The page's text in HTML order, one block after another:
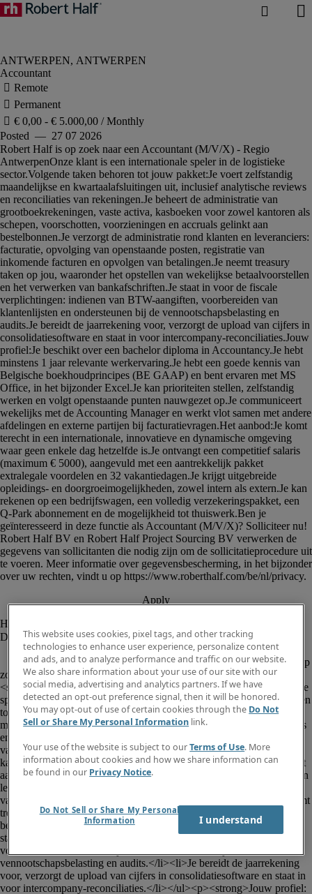
Accountant
						<p><strong>Robert Half</strong> is op
zoek naar een <strong>Accountant (M/V/X)</strong> - Regio
<strong>Antwerpen</strong></p><p>Onze klant is een internationale
speler in de logistieke sector.</p><p><strong>Volgende taken behoren
tot jouw pakket:</strong></p><ul><li>Je voert zelfstandig
maandelijkse en kwartaalafsluitingen uit, inclusief analytische reviews
en reconciliaties van rekeningen.</li><li>Je beheert de administratie
van grootboekrekeningen, vaste activa, kasboeken voor zowel
kantoren als schepen, voorschotten, voorzieningen en accruals gelinkt
aan bestelbonnen.</li><li>Je verzorgt de administratie rond klanten en
leveranciers: facturatie, opvolging van openstaande posten, registratie
van inkomende facturen en opvolgen van betalingen.</li><li>Je neemt
treasury taken op jou, waaronder het opstellen van wekelijkse
betaalvoorstellen en het verwerken van bankafschriften.</li><li>Je
staat in voor de fiscale verplichtingen: indienen van BTW-aangiften,
voorbereiden van klantenlijsten en ondersteunen bij de
vennootschapsbelasting en audits.</li><li>Je bereidt de jaarrekening
voor, verzorgt de upload van cijfers in consolidatiesoftware en staat in
voor intercompany-reconciliaties.</li></ul><p><strong>Jouw profiel:
This website uses cookies, pixel tags, and other tracking
technologies to enhance user experience, personalize content
and ads, and to analyze performance and traffic on our website.
We also share information about your use of our site with our
social media, advertising and analytics partners. If we have
detected an opt-out preference signal, then it will be honored.
You may opt-out of use of certain cookies through the Do Not
Sell or Share My Personal Information link.
Your use of the website is subject to ourTerms of Use. More
information about cookies and how we share information can
be found in our Privacy Notice.
Do Not Sell or Share My Personal
Information
I understand